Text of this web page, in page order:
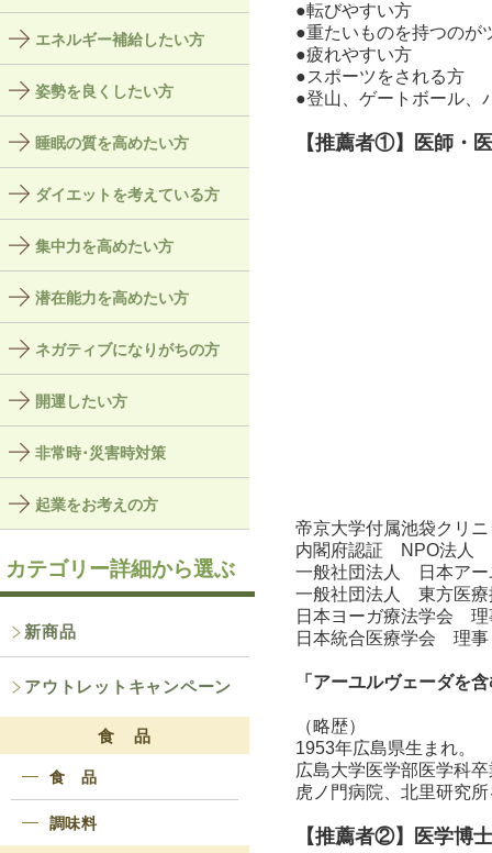
●転びやすい方
●重たいものを持つのが
●疲れやすい方
●スポーツをされる方
●登山、ゲートボール、
【推薦者①】医師・
帝京大学付属池袋クリ
内閣府認証 NPO法人
一般社団法人 日本ア
一般社団法人 東方医
日本ヨーガ療法学会 理
日本統合医療学会 理事
「アーユルヴェーダを
（略歴）
1953年広島県生まれ。
広島大学医学部医学科卒
虎ノ門病院、北里研究
【推薦者②】医学博
エネルギー補給したい方
姿勢を良くしたい方
睡眠の質を高めたい方
ダイエットを考えている方
集中力を高めたい方
潜在能力を高めたい方
ネガティブになりがちの方
開運したい方
非常時･災害時対策
起業をお考えの方
カテゴリー詳細から選ぶ
新商品
アウトレットキャンペーン
食 品
食 品
調味料